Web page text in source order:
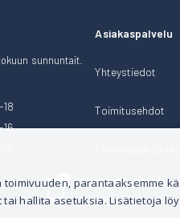
sunnuntait.
18
16
Asiakaspalvelu
Yhteystiedot
Toimitusehdot
Puhelintilaukset
044 3001 399
parantaaksemme
hallita asetuksia. Lisätietoja